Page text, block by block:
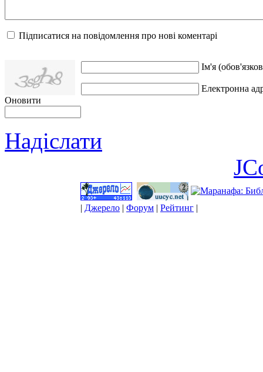
Підписатися на повідомлення про нові коментарі
Оновити
Ім'я
Електронна
Надіслати
| Джерело | Форум | Рейтинг |